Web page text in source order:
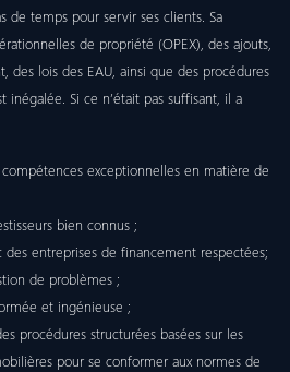
de temps pour servir ses clients. Sa
de propriété (OPEX), des ajouts,
des lois des EAU, ainsi que des procédures
inégalée. Si ce n’était pas suffisant, il a
exceptionnelles en matière de
bien connus ;
des entreprises de financement respectées;
de problèmes ;
et ingénieuse ;
procédures structurées basées sur les
pour se conformer aux normes de